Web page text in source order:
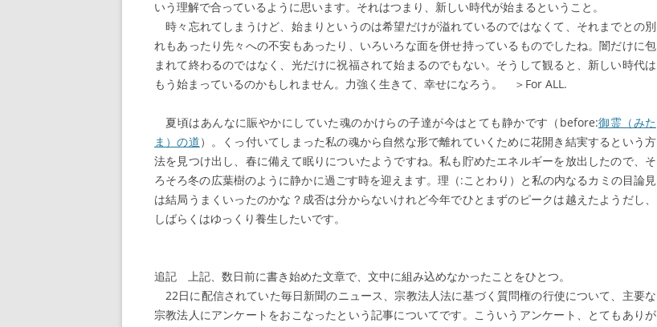
いう理解で合っているように思います。それはつまり、新しい時代が始まるということ。
時々忘れてしまうけど、始まりというのは希望だけが溢れているのではなくて、それまでとの別
れもあったり先々への不安もあったり、いろいろな面を併せ持っているものでしたね。闇だけに包
まれて終わるのではなく、光だけに祝福されて始まるのでもない。そうして観ると、新しい時代は
もう始まっているのかもしれません。力強く生きて、幸せになろう。 ＞For ALL.
夏頃はあんなに賑やかにしていた魂のかけらの子達が今はとても静かです（before:御霊（みた
ま）の道） 。くっ付いてしまった私の魂から自然な形で離れていくために花開き結実するという方
法を見つけ出し、春に備えて眠りについたようですね。私も貯めたエネルギーを放出したので、そ
ろそろ冬の広葉樹のように静かに過ごす時を迎えます。理（:ことわり）と私の内なるカミの目論見
は結局うまくいったのかな？成否は分からないけれど今年でひとまずのピークは越えたようだし、
しばらくはゆっくり養生したいです。
追記 上記、数日前に書き始めた文章で、文中に組み込めなかったことをひとつ。
22日に配信されていた毎日新聞のニュース、宗教法人法に基づく質問権の行使について、主要な
宗教法人にアンケートをおこなったという記事についてです。こういうアンケート、とてもありが